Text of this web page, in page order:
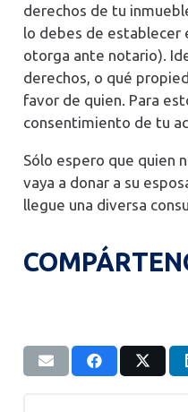
derechos de tu
lo debes de establecer
otorga ante notario).
derechos, o qué
favor de quien. Para
consentimiento de tu
Sólo espero que quien
vaya a donar a su
llegue una diversa